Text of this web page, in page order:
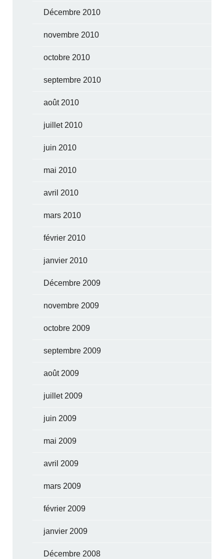
Décembre 2010
novembre 2010
octobre 2010
septembre 2010
août 2010
juillet 2010
juin 2010
mai 2010
avril 2010
mars 2010
février 2010
janvier 2010
Décembre 2009
novembre 2009
octobre 2009
septembre 2009
août 2009
juillet 2009
juin 2009
mai 2009
avril 2009
mars 2009
février 2009
janvier 2009
Décembre 2008